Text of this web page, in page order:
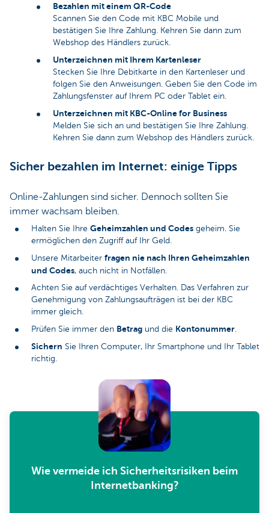
Bezahlen mit einem QR-Code
Scannen Sie den Code mit KBC Mobile und
bestätigen Sie Ihre Zahlung. Kehren Sie dann zum
Webshop des Händlers zurück.
Unterzeichnen mit Ihrem Kartenleser
Stecken Sie Ihre Debitkarte in den Kartenleser und
folgen Sie den Anweisungen. Geben Sie den Code im
Zahlungsfenster auf Ihrem PC oder Tablet ein.
Unterzeichnen mit KBC-Online for Business
Melden Sie sich an und bestätigen Sie Ihre Zahlung.
Kehren Sie dann zum Webshop des Händlers zurück.
Sicher bezahlen im Internet: einige Tipps
Online-Zahlungen sind sicher. Dennoch sollten Sie
immer wachsam bleiben.
Halten Sie Ihre Geheimzahlen und Codes geheim. Sie
ermöglichen den Zugriff auf Ihr Geld.
Unsere Mitarbeiter fragen nie nach Ihren Geheimzahlen
und Codes, auch nicht in Notfällen.
Achten Sie auf verdächtiges Verhalten. Das Verfahren zur
Genehmigung von Zahlungsaufträgen ist bei der KBC
immer gleich.
Prüfen Sie immer den Betrag und die Kontonummer.
Sichern Sie Ihren Computer, Ihr Smartphone und Ihr Tablet
richtig.
Wie vermeide ich Sicherheitsrisiken beim
Internetbanking?